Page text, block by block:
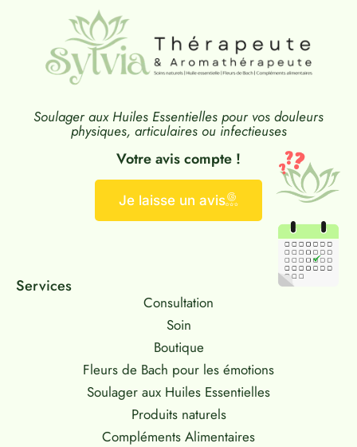
Soulager aux Huiles Essentielles pour vos douleurs
physiques, articulaires ou infectieuses
Votre avis compte !
Je laisse un avis
Services
Consultation
Soin
Boutique
Fleurs de Bach pour les émotions
Soulager aux Huiles Essentielles
Produits naturels
Compléments Alimentaires